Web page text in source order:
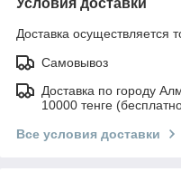
Условия доставки
Доставка осуществляется
Самовывоз
Доставка по городу
10000 тенге
Все условия доставки